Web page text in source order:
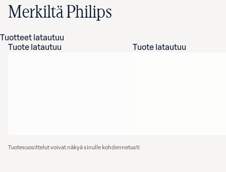
Merkiltä Philips
Tuotteet latautuu
Tuote latautuu
Tuote latautuu
Tuotesuosittelut voivat näkyä sinulle kohdennetusti